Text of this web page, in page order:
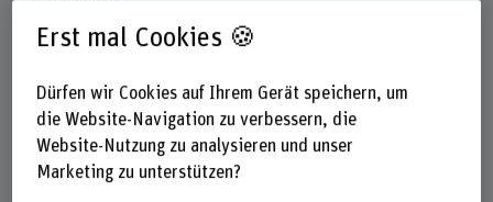
Keine Ausleihe 13–14 Uhr
Unbediente Zeit
6.45–9 Uhr
Zugang für Angehörige des Departements Soziale Arbeit
mit BFHcard
Erst mal Cookies 🍪
Dürfen wir Cookies auf Ihrem Gerät speichern, um
die Website-Navigation zu verbessern, die
Website-Nutzung zu analysieren und unser
Marketing zu unterstützen?